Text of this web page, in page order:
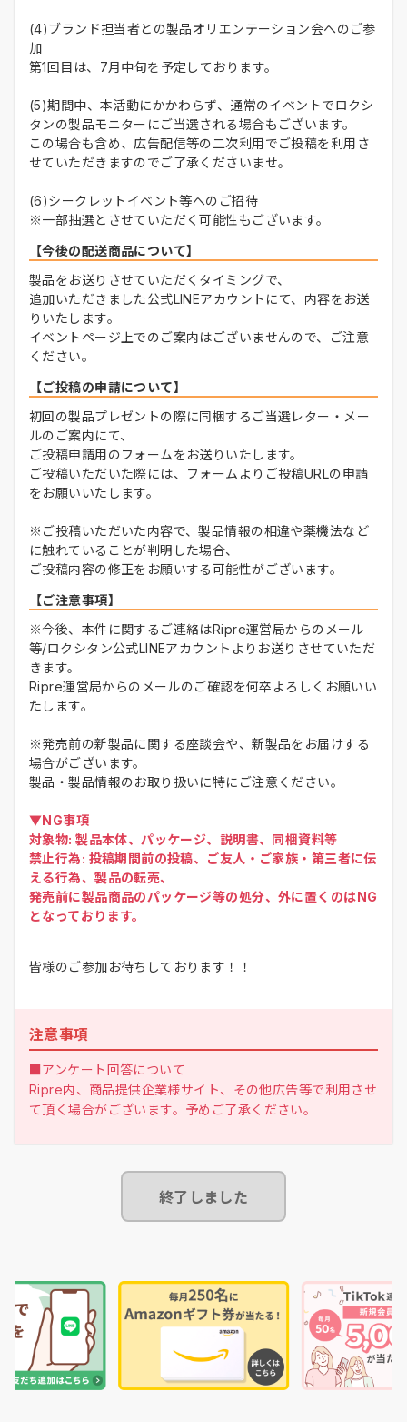
(4)ブランド担当者との製品オリエンテーション会へのご参
加
第1回目は、7月中旬を予定しております。
(5)期間中、本活動にかかわらず、通常のイベントでロクシ
タンの製品モニターにご当選される場合もございます。
この場合も含め、広告配信等の二次利用でご投稿を利用さ
せていただきますのでご了承くださいませ。
(6)シークレットイベント等へのご招待
※一部抽選とさせていただく可能性もございます。
【今後の配送商品について】
製品をお送りさせていただくタイミングで、
追加いただきました公式LINEアカウントにて、内容をお送
りいたします。
イベントページ上でのご案内はございませんので、ご注意
ください。
【ご投稿の申請について】
初回の製品プレゼントの際に同梱するご当選レター・メー
ルのご案内にて、
ご投稿申請用のフォームをお送りいたします。
ご投稿いただいた際には、フォームよりご投稿URLの申請
をお願いいたします。
※ご投稿いただいた内容で、製品情報の相違や薬機法など
に触れていることが判明した場合、
ご投稿内容の修正をお願いする可能性がございます。
【ご注意事項】
※今後、本件に関するご連絡はRipre運営局からのメール
等/ロクシタン公式LINEアカウントよりお送りさせていただ
きます。
Ripre運営局からのメールのご確認を何卒よろしくお願いい
たします。
※発売前の新製品に関する座談会や、新製品をお届けする
場合がございます。
製品・製品情報のお取り扱いに特にご注意ください。
▼NG事項
対象物: 製品本体、パッケージ、説明書、同梱資料等
禁止行為: 投稿期間前の投稿、ご友人・ご家族・第三者に伝
える行為、製品の転売、
発売前に製品商品のパッケージ等の処分、外に置くのはNG
となっております。
皆様のご参加お待ちしております！！
注意事項
■アンケート回答について
Ripre内、商品提供企業様サイト、その他広告等で利用させ
て頂く場合がございます。予めご了承ください。
終了しました